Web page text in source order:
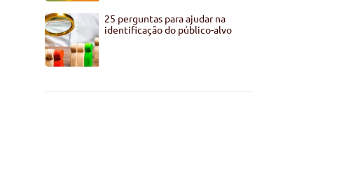
25 perguntas para ajudar na
identificação do público-alvo